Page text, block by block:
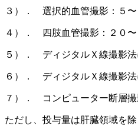
３）． 選択的血管撮影：５〜
４）． 四肢血管撮影：２０〜
５）． ディジタルＸ線撮影法
６）． ディジタルＸ線撮影法
７）． コンピューター断層撮
ただし、投与量は肝臓領域を